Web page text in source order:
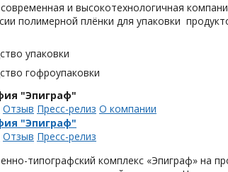
и высокотехнологичная
полимерной плёнки для упаковки
упаковки
гофроупаковки
"Эпиграф"
Отзыв Пресс-релиз О компании
"Эпиграф"
Отзыв Пресс-релиз
типографский комплекс «Эпиграф» на